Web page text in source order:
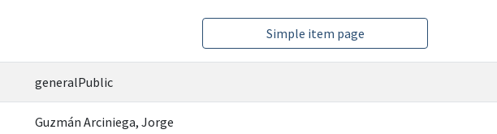
Simple item page
generalPublic
Guzmán Arciniega, Jorge